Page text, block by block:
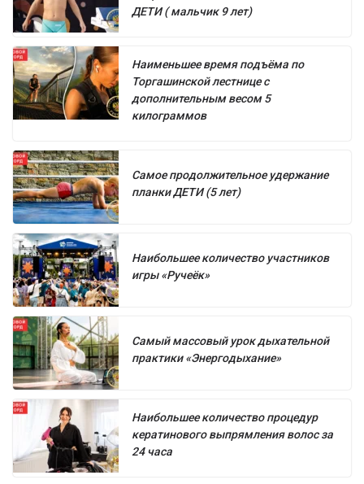
ДЕТИ ( мальчик 9 лет)
Наименьшее время подъёма по
Торгашинской лестнице с
дополнительным весом 5
килограммов
Самое продолжительное удержание
планки ДЕТИ (5 лет)
Наибольшее количество участников
игры «Ручеёк»
Самый массовый урок дыхательной
практики «Энергодыхание»
Наибольшее количество процедур
кератинового выпрямления волос за
24 часа